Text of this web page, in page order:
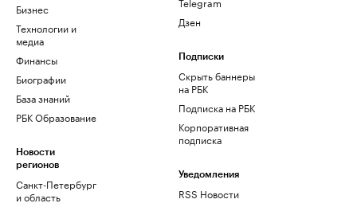
Бизнес
Технологии и
медиа
Финансы
Биографии
База знаний
РБК Образование
Новости
регионов
Санкт-Петербург
и область
Дзен
Подписки
Скрыть баннеры
на РБК
Подписка на РБК
Корпоративная
подписка
Уведомления
RSS Новости